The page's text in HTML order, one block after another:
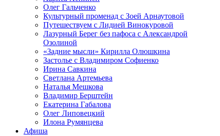
Олег Гальченко
Культурный променад с Зоей Арнаутовой
Путешествуем с Лидией Винокуровой
Лазурный Берег без пафоса с Александрой
Озолиной
«Задние мысли» Кирилла Олюшкина
Застолье с Владимиром Софиенко
Ирина Савкина
Светлана Артемьева
Наталья Мешкова
Владимир Берштейн
Екатерина Габалова
Олег Липовецкий
Илона Румянцева
Афиша